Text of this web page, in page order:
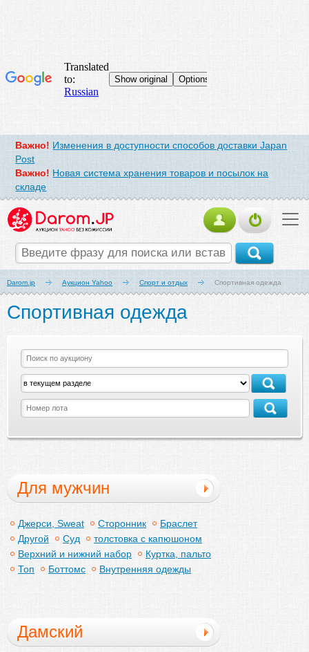
Важно! Изменения в доступности способов доставки Japan
Post
Важно! Новая система хранения товаров и посылок на
складе
Darom.jp Аукцион Yahoo Спорт и отдых Спортивная одежда
Спортивная одежда
Для мужчин
Джерси, Sweat Сторонник
Браслет
Другой
Суд
толстовка с капюшоном
Верхний и нижний набор
Куртка, пальто
Топ
Боттомс Внутренняя одежды
Дамский